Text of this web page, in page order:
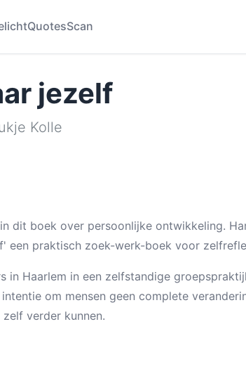
QuotesScan
jezelf
Kolle
dit boek over persoonlijke ontwikkeling.
een praktisch zoek-werk-boek voor
in Haarlem in een zelfstandige
om mensen geen complete
verder kunnen.